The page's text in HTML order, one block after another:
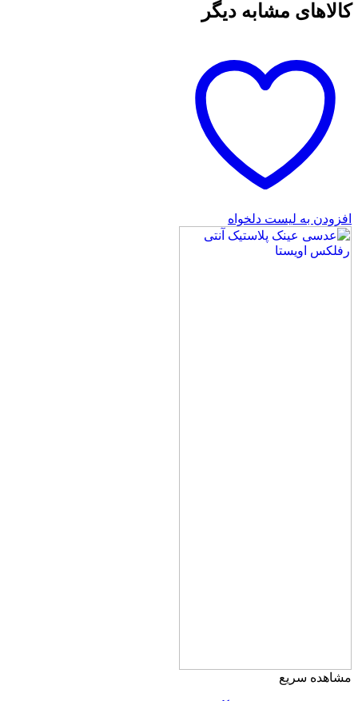
کالاهای مشابه دیگر
افزودن به لیست دلخواه
مشاهده سریع